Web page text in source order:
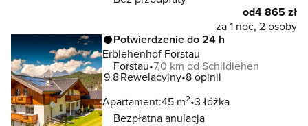
od4 865 zł
za 1 noc, 2 osoby
Potwierdzenie do 24 h
Erblehenhof Forstau
Forstau 7,0 km od Schildlehen
9.8Rewelacyjny 8 opinii
Apartament:45 m2 3 łóżka
Bezpłatna anulacja